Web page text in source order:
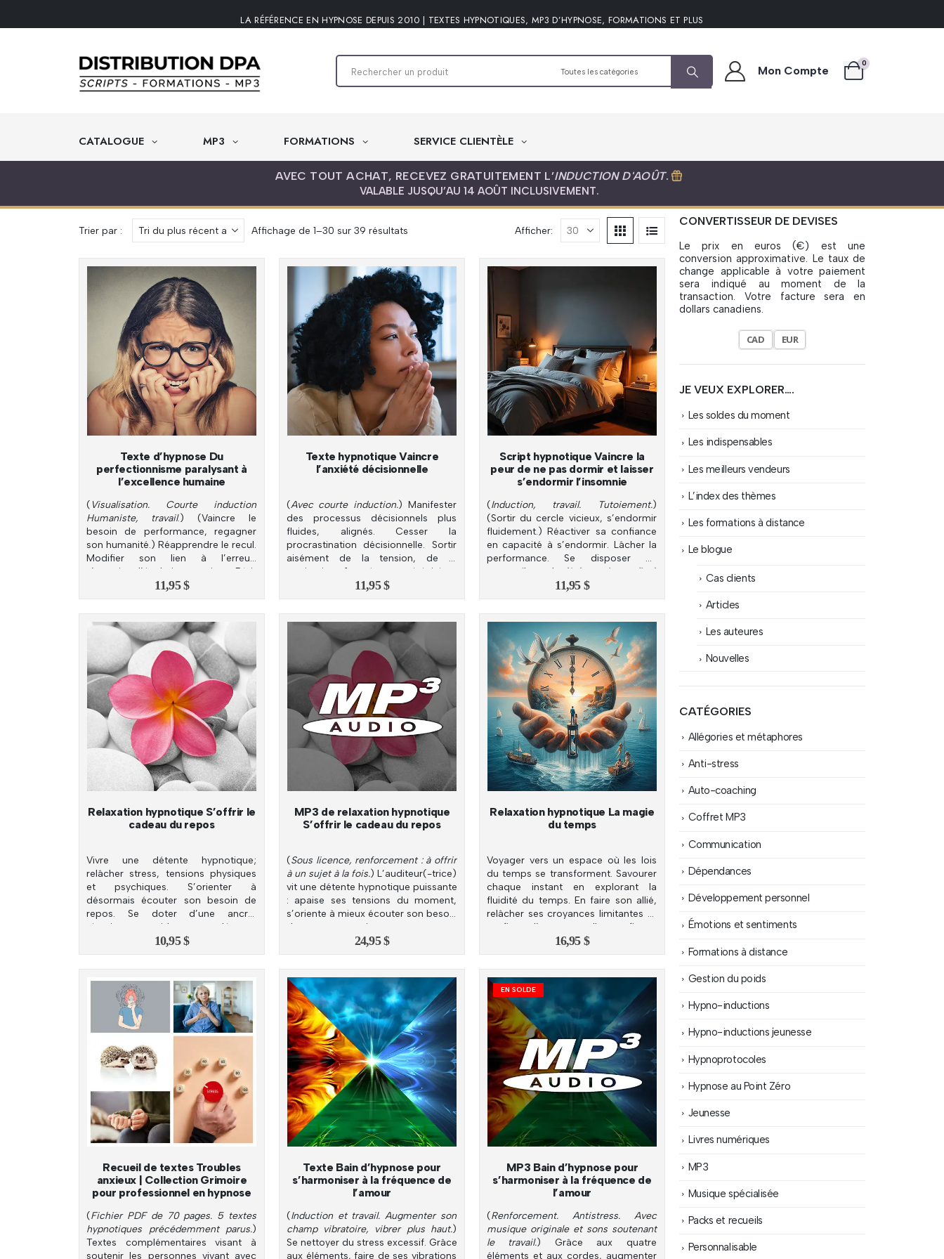
LA RÉFÉRENCE EN HYPNOSE DEPUIS 2010 | TEXTES HYPNOTIQUES, MP3 D’HYPNOSE, FORMATIONS ET PLUS
Mon Compte
0
CATALOGUE MP3 FORMATIONS SERVICE CLIENTÈLE
AVEC TOUT ACHAT, RECEVEZ GRATUITEMENT L’INDUCTION D'AOÛT.
VALABLE JUSQU’AU 14 AOÛT INCLUSIVEMENT.
Trier par : Affichage de 1–30 sur 39 résultats
récent
au
plus
ancien
Afficher:
Texte d’hypnose Du
perfectionnisme paralysant à
l’excellence humaine
( Visualisation. Courte induction
Humaniste, travail.) (Vaincre le
besoin de performance, regagner
son humanité.) Réapprendre le recul.
Modifier son lien à l’erreur;
s’autoriser l’évolution continue. Bâtir
lâcher-prise, confiance.
11,95$
Texte hypnotique Vaincre
l’anxiété décisionnelle
(Avec courte induction.) Manifester
des processus décisionnels plus
fluides, alignés. Cesser la
procrastination décisionnelle. Sortir
aisément de la tension, de la
rumination. Accroître sa sérénité et
11,95$
Script hypnotique Vaincre la
peur de ne pas dormir et laisser
s’endormir l’insomnie
(Induction, travail. Tutoiement.)
(Sortir du cercle vicieux, s’endormir
fluidement.) Réactiver sa confiance
en capacité à s’endormir. Lâcher la
performance. Se disposer au
sommeil par le
lâcher-prise radical .
Goûter le plaisir du coucher.
11,95 $
Relaxation hypnotique S’offrir le
cadeau du repos
Vivre une détente hypnotique;
relâcher stress, tensions physiques
et psychiques. S’orienter à
désormais écouter son besoin de
repos. Se doter d’une ancre;
réactiver rapidement détente,
transe, voire endormissement.
10,95$
MP3 de relaxation hypnotique
S’offrir le cadeau du repos
(Sous licence, renforcement : à offrir
à un sujet à la fois.) L’auditeur(-trice)
vit une détente hypnotique puissante
: apaise ses tensions du moment,
s’oriente à mieux écouter son besoin
de repos et acquiert une ancre.
24,95$
Relaxation hypnotique La magie
du temps
Voyager vers un espace où les lois
du temps se transforment. Savourer
chaque instant en explorant la
fluidité du temps. En faire son allié,
relâcher ses croyances limitantes et
profiter d’une nouvelle confiance
16,95 $
Recueil de textes Troubles
anxieux | Collection Grimoire
pour professionnel en hypnose
(Fichier PDF de 70 pages. 5 textes
hypnotiques précédemment parus.)
Textes complémentaires visant à
soutenir les personnes vivant avec
Texte Bain d’hypnose pour
s’harmoniser à la fréquence de
l’amour
(Induction et travail. Augmenter son
champ vibratoire, vibrer plus haut.)
Se nettoyer du stress excessif. Grâce
aux éléments, faire de ses vibrations
EN SOLDE
MP3 Bain d’hypnose pour
s’harmoniser à la fréquence de
l’amour
(Renforcement. Antistress. Avec
musique originale et sons soutenant
le travail.) Grâce aux quatre
éléments et aux cordes, augmenter
CONVERTISSEUR DE DEVISES
Le prix en euros (€) est une
conversion approximative. Le taux de
change applicable à votre paiement
sera indiqué au moment de la
transaction. Votre facture sera en
dollars canadiens.
CAD EUR
JE VEUX EXPLORER….
Les soldes du moment
Les indispensables
Les meilleurs vendeurs
L’index des thèmes
Les formations à distance
Le blogue
Cas clients
Articles
Les auteures
Nouvelles
CATÉGORIES
Allégories et métaphores
Anti-stress
Auto-coaching
Coffret MP3
Communication
Dépendances
Développement personnel
Émotions et sentiments
Formations à distance
Gestion du poids
Hypno-inductions
Hypno-inductions jeunesse
Hypnoprotocoles
Hypnose au Point Zéro
Jeunesse
Livres numériques
MP3
Musique spécialisée
Packs et recueils
Personnalisable